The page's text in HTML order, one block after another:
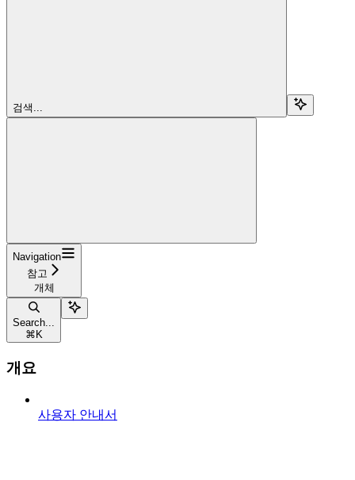
검색...
Navigation
참고
개체
Search...
⌘ K
개요
사용자 안내서